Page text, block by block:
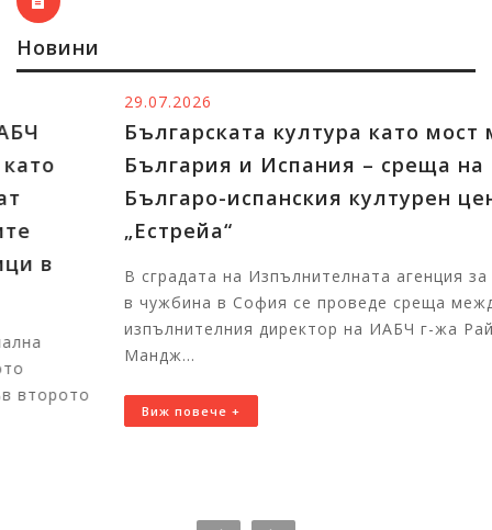
Новини
Българската култура като мост между
България и Испания – среща на ИАБЧ с
Българо-испанския културен център
„Естрейа“
В сградата на Изпълнителната агенция за българите
в чужбина в София се проведе среща между
изпълнителния директор на ИАБЧ г-жа Райна